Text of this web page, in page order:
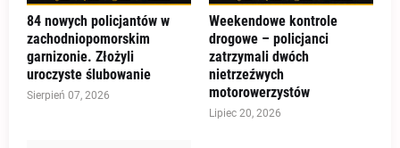
84 nowych policjantów w
zachodniopomorskim
garnizonie. Złożyli
uroczyste ślubowanie
Sierpień 07, 2026
Weekendowe kontrole
drogowe – policjanci
zatrzymali dwóch
nietrzeźwych
motorowerzystów
Lipiec 20, 2026